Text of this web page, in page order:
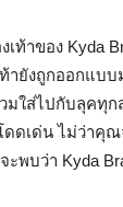
ท้าของ Kyda
ายังถูกออกแบ
ใส่ไปกับลุคทุก
ดเด่น ไม่ว่าคุ
พบว่า Kyda